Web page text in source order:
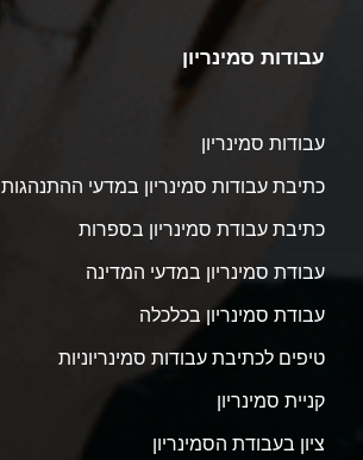
עבודות סמינריון
עבודות סמינריון
כתיבת עבודות סמינריון במדעי ההתנהגות
כתיבת עבודת סמינריון בספרות
עבודת סמינריון במדעי המדינה
עבודת סמינריון בכלכלה
טיפים לכתיבת עבודות סמינריוניות
קניית סמינריון
ציון בעבודת הסמינריון